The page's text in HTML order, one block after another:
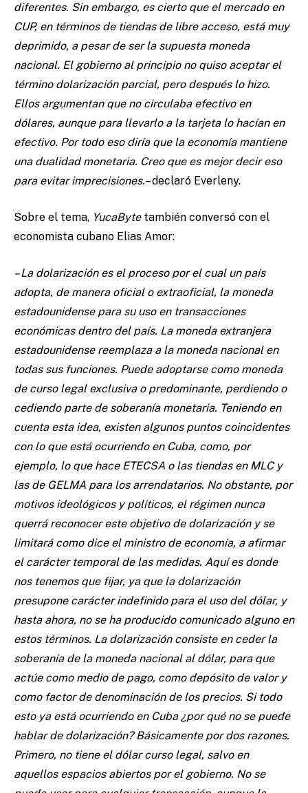
diferentes. Sin embargo, es cierto que el mercado en
CUP, en términos de tiendas de libre acceso, está muy
deprimido, a pesar de ser la supuesta moneda
nacional. El gobierno al principio no quiso aceptar el
término dolarización parcial, pero después lo hizo.
Ellos argumentan que no circulaba efectivo en
dólares, aunque para llevarlo a la tarjeta lo hacían en
efectivo. Por todo eso diría que la economía mantiene
una dualidad monetaria. Creo que es mejor decir eso
para evitar imprecisiones.– declaró Everleny.
Sobre el tema, YucaByte también conversó con el
economista cubano Elias Amor:
– La dolarización es el proceso por el cual un país
adopta, de manera oficial o extraoficial, la moneda
estadounidense para su uso en transacciones
económicas dentro del país. La moneda extranjera
estadounidense reemplaza a la moneda nacional en
todas sus funciones. Puede adoptarse como moneda
de curso legal exclusiva o predominante, perdiendo o
cediendo parte de soberanía monetaria. Teniendo en
cuenta esta idea, existen algunos puntos coincidentes
con lo que está ocurriendo en Cuba, como, por
ejemplo, lo que hace ETECSA o las tiendas en MLC y
las de GELMA para los arrendatarios. No obstante, por
motivos ideológicos y políticos, el régimen nunca
querrá reconocer este objetivo de dolarización y se
limitará como dice el ministro de economía, a afirmar
el carácter temporal de las medidas. Aquí es donde
nos tenemos que fijar, ya que la dolarización
presupone carácter indefinido para el uso del dólar, y
hasta ahora, no se ha producido comunicado alguno en
estos términos. La dolarización consiste en ceder la
soberanía de la moneda nacional al dólar, para que
actúe como medio de pago, como depósito de valor y
como factor de denominación de los precios. Si todo
esto ya está ocurriendo en Cuba ¿por qué no se puede
hablar de dolarización? Básicamente por dos razones.
Primero, no tiene el dólar curso legal, salvo en
aquellos espacios abiertos por el gobierno. No se